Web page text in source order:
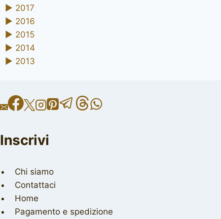
► 2017
► 2016
► 2015
► 2014
► 2013
Inscrivi
Chi siamo
Contattaci
Home
Pagamento e spedizione